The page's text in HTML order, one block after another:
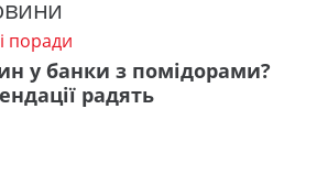
поради
у банки з помідорами?
радять